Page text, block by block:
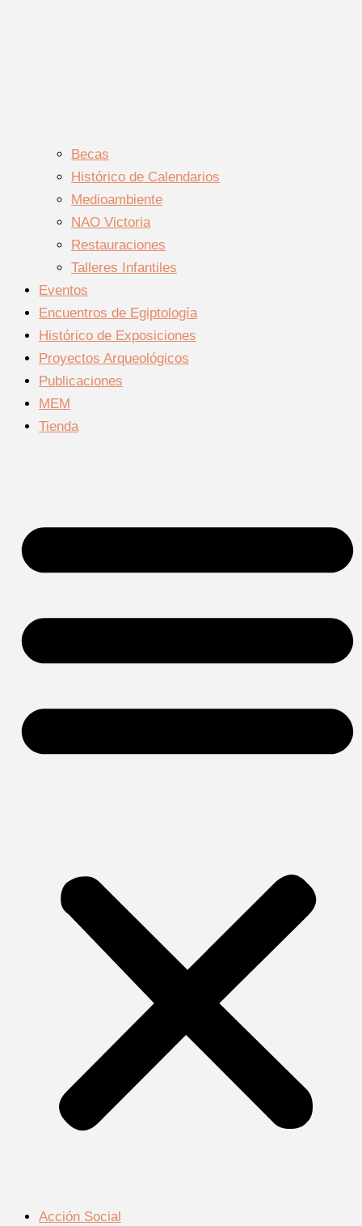
Becas
Histórico de Calendarios
Medioambiente
NAO Victoria
Restauraciones
Talleres Infantiles
Eventos
Encuentros de Egiptología
Histórico de Exposiciones
Proyectos Arqueológicos
Publicaciones
MEM
Tienda
Acción Social